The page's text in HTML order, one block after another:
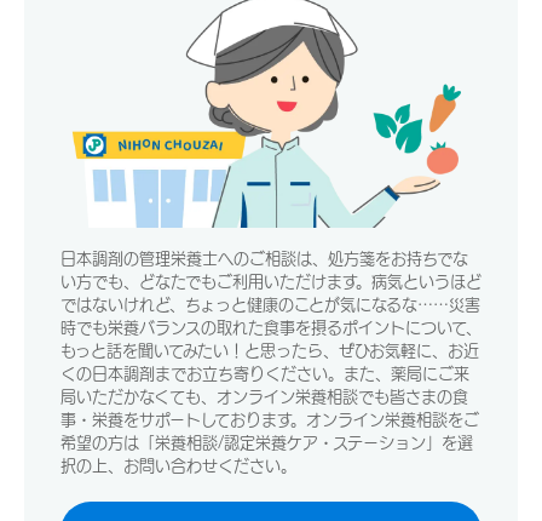
日本調剤の管理栄養士へのご相談は、処方箋をお持ちでな
い方でも、どなたでもご利用いただけます。病気というほど
ではないけれど、ちょっと健康のことが気になるな……災害
時でも栄養バランスの取れた食事を摂るポイントについて、
もっと話を聞いてみたい！と思ったら、ぜひお気軽に、お近
くの日本調剤までお立ち寄りください。また、薬局にご来
局いただかなくても、オンライン栄養相談でも皆さまの食
事・栄養をサポートしております。オンライン栄養相談をご
希望の方は「栄養相談/認定栄養ケア・ステーション」を選
択の上、お問い合わせください。